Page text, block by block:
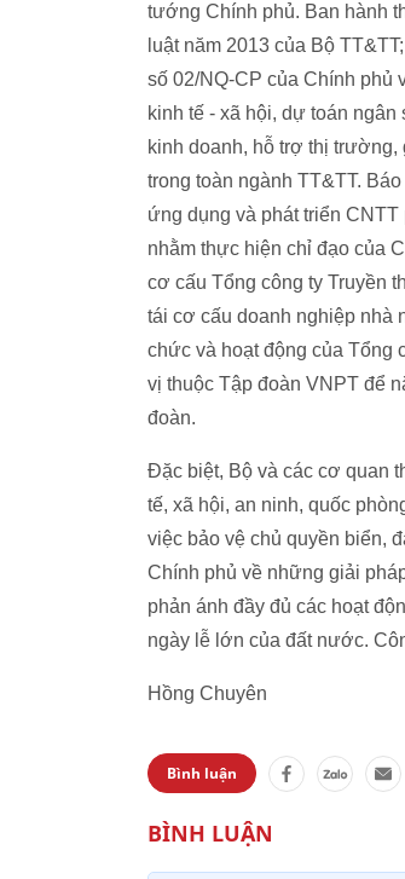
tướng Chính phủ. Ban hành
luật năm 2013 của Bộ
số 02/NQ-CP của Chính phủ
kinh tế - xã hội, dự toán
kinh doanh, hỗ trợ thị
trong toàn ngành TT&TT.
ứng dụng và phát triển
nhằm thực hiện chỉ đạo của
cơ cấu Tổng công ty Truyền
tái cơ cấu doanh nghiệp nhà
chức và hoạt động của Tổng
vị thuộc Tập đoàn VNPT để
đoàn.
Đặc biệt, Bộ và các cơ quan
tế, xã hội, an ninh, quốc
việc bảo vệ chủ quyền biển,
Chính phủ về những giải
phản ánh đầy đủ các hoạt
ngày lễ lớn của đất nước.
Hồng Chuyên
Bình luận